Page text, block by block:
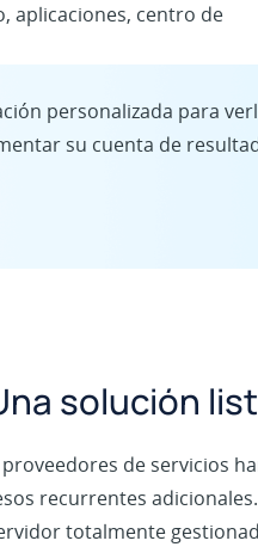
aplicaciones, centro de
personalizada para
su cuenta de
solución
proveedores de servicios
recurrentes
totalmente